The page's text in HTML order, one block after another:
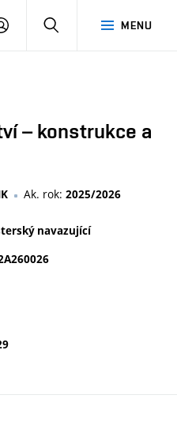
MENU
PŘIHLÁSIT
– konstrukce a
Ak. rok: 2025/2026
navazující